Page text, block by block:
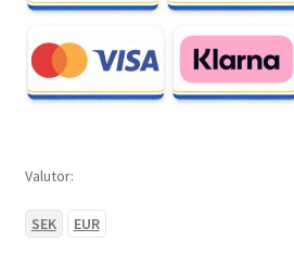
Valutor:
SEK EUR